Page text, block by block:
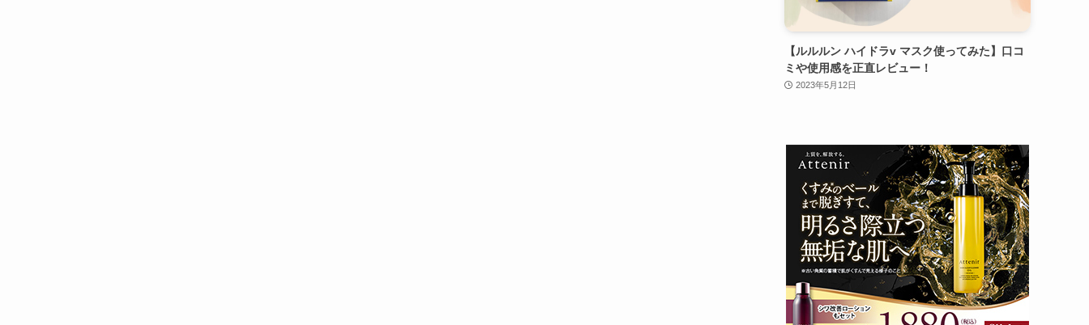
【ルルルン ハイドラv マスク使ってみた】口コ
ミや使用感を正直レビュー！
2023年5月12日